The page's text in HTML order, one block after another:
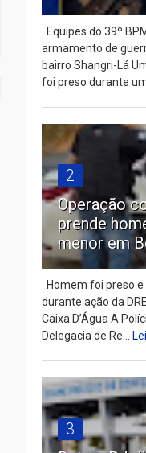
Equipes do 39º
armamento de
bairro Shangri-Lá
foi preso durante
2
Operação
prende
menor em
Homem foi preso
durante ação da
Caixa D’Água A
Delegacia de Re...
3